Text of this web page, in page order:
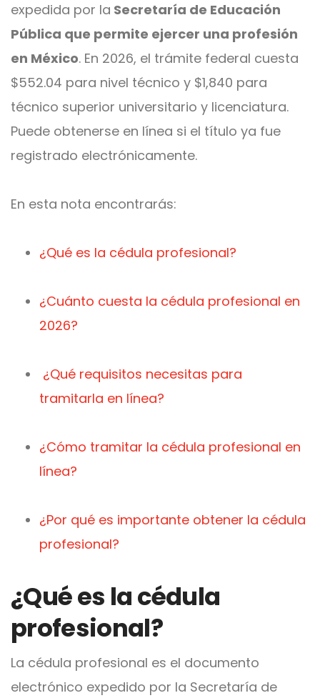
expedida por la Secretaría de Educación
Pública que permite ejercer una profesión
en México. En 2026, el trámite federal cuesta
$552.04 para nivel técnico y $1,840 para
técnico superior universitario y licenciatura.
Puede obtenerse en línea si el título ya fue
registrado electrónicamente.
En esta nota encontrarás:
¿Qué es la cédula profesional?
¿Cuánto cuesta la cédula profesional en
2026?
¿Qué requisitos necesitas para
tramitarla en línea?
¿Cómo tramitar la cédula profesional en
línea?
¿Por qué es importante obtener la cédula
profesional?
¿Qué es la cédula
profesional?
La cédula profesional es el documento
electrónico expedido por la Secretaría de